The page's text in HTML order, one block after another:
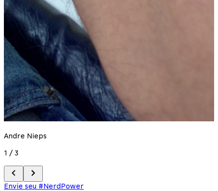
Andre Nieps
1 / 3
Envie seu #NerdPower